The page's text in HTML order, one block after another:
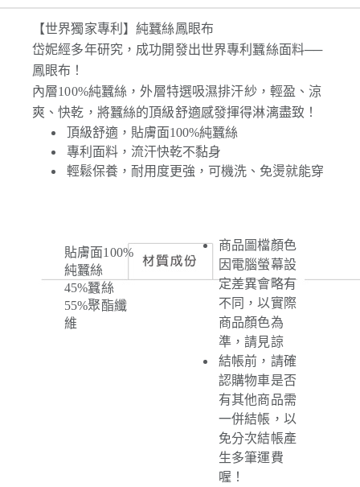
【世界獨家專利】純蠶絲鳳眼布
岱妮經多年研究，成功開發出世界專利蠶絲面料──
鳳眼布！
內層100%純蠶絲，外層特選吸濕排汗紗，輕盈、涼
爽、快乾，將蠶絲的頂級舒適感發揮得淋漓盡致！
頂級舒適，貼膚面100%純蠶絲
專利面料，流汗快乾不黏身
輕鬆保養，耐用度更強，可機洗、免燙就能穿
貼膚面100%
純蠶絲
45%蠶絲
55%聚酯纖
維
商品圖檔顏色
因電腦螢幕設
定差異會略有
不同，以實際
商品顏色為
準，請見諒
結帳前，請確
認購物車是否
有其他商品需
一併結帳，以
免分次結帳產
生多筆運費
喔！